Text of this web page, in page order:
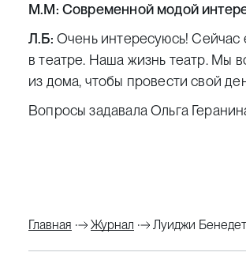
М.М: Современной модой
Л.Б: Очень интересуюсь!
в театре. Наша жизнь театр. Мы
из дома, чтобы провести свой
Вопросы задавала Ольга
Главная Журнал Луиджи